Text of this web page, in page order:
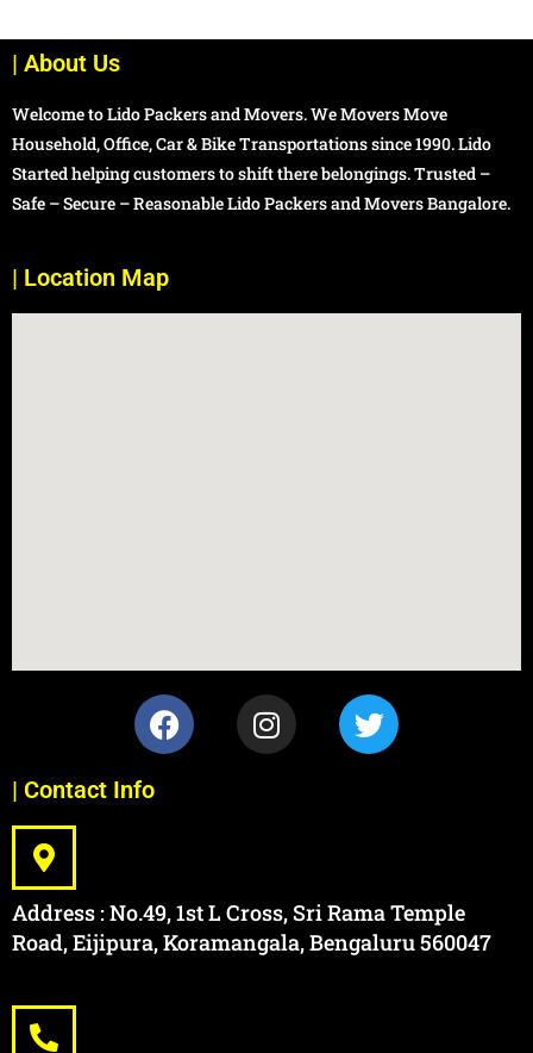
| About Us
Welcome to Lido Packers and Movers. We Movers Move
Household, Office, Car & Bike Transportations since 1990. Lido
Started helping customers to shift there belongings. Trusted –
Safe – Secure – Reasonable Lido Packers and Movers Bangalore.
| Location Map
| Contact Info
Address : No.49, 1st L Cross, Sri Rama Temple
Road, Eijipura, Koramangala, Bengaluru 560047